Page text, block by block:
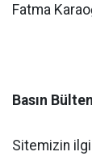
Fatma
Basın
Sitemizin